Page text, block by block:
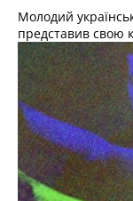
Молодий
представив свою